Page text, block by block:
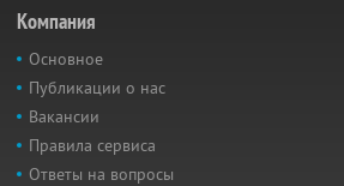
Компания
Основное
Публикации о нас
Вакансии
Правила сервиса
Ответы на вопросы